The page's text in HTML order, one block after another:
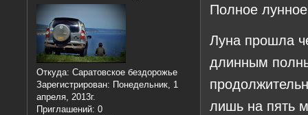
Откуда: Саратовское бездорожье
Зарегистрирован: Понедельник, 1
апреля, 2013г.
Приглашений: 0
Полное
Луна прошла
длинным
лишь на пять